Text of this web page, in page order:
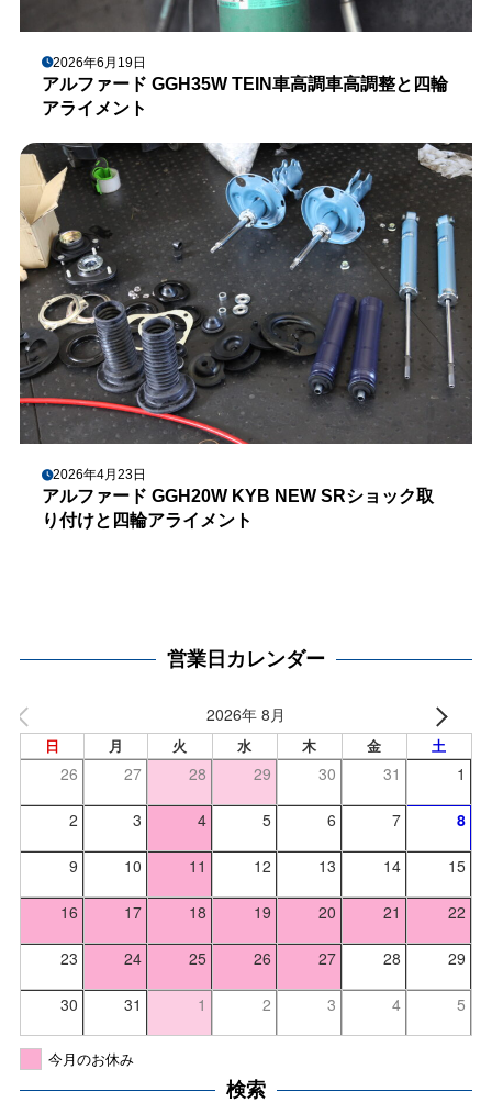
2026年6月19日
アルファード GGH35W TEIN車高調車高調整と四輪
アライメント
2026年4月23日
アルファード GGH20W KYB NEW SRショック取
り付けと四輪アライメント
営業日カレンダー
2026年 8月
日 月 火 水 木 金 土
26 27 28 29 30 31 1
2 3 4 5 6 7 8
9 10 11 12 13 14 15
16 17 18 19 20 21 22
23 24 25 26 27 28 29
30 31 1 2 3 4 5
今月のお休み
検索